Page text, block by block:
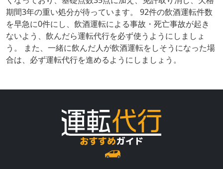
期間3年の重い処分が待っています。 92件の飲酒運転件数
を早急に0件にし、飲酒運転による事故・死亡事故が起き
ないよう、飲んだら運転代行を必ず使うようにしましょ
う。 また、一緒に飲んだ人が飲酒運転をしそうになった場
合は、必ず運転代行を進めるようにしましょう。